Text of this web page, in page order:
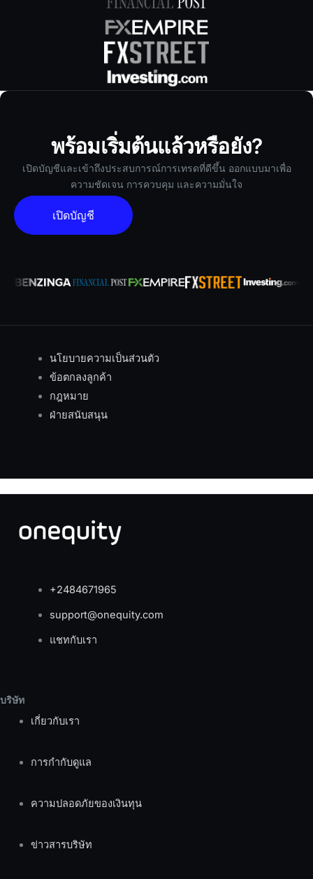
พร้อมเริ่มต้นแล้วหรือยัง?
เปิดบัญชีและเข้าถึงประสบการณ์การเทรดที่ดีขึ้น ออกแบบมาเพื่อ
ความชัดเจน การควบคุม และความมั่นใจ
เปิดบัญชี
นโยบายความเป็นส่วนตัว
ข้อตกลงลูกค้า
กฎหมาย
ฝ่ายสนับสนุน
+2484671965
support@onequity.com
แชทกับเรา
บริษัท
เกี่ยวกับเรา
การกำกับดูแล
ความปลอดภัยของเงินทุน
ข่าวสารบริษัท